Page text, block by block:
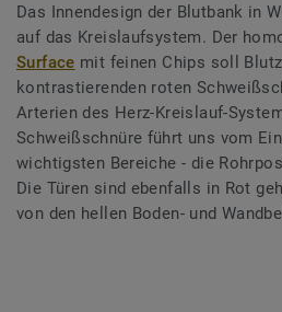
Das Innendesign der Blutbank in
auf das Kreislaufsystem. Der
Surface mit feinen Chips soll
kontrastierenden roten
Arterien des Herz-Kreislauf-
Schweißschnüre führt uns vom
wichtigsten Bereiche - die
Die Türen sind ebenfalls in Rot
von den hellen Boden- und